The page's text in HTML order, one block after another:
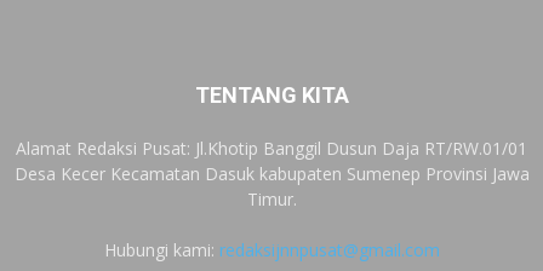
TENTANG KITA
Alamat Redaksi Pusat: Jl.Khotip Banggil Dusun Daja RT/RW.01/01
Desa Kecer Kecamatan Dasuk kabupaten Sumenep Provinsi Jawa
Timur.
Hubungi kami: redaksijnnpusat@gmail.com